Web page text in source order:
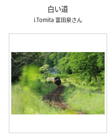
白い道
i.Tomita 富田泉